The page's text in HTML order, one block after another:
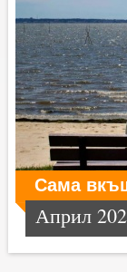
Сама
Април